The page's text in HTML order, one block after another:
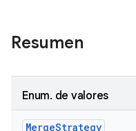
Resumen
Enum. de valores
MergeStrategy